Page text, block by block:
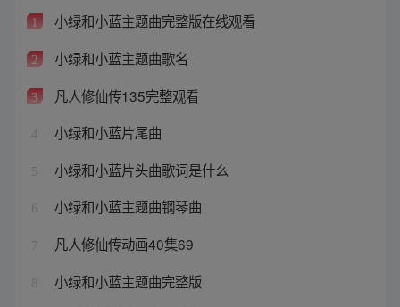
1 小绿和小蓝主题曲完整版在线观看
2 小绿和小蓝主题曲歌名
3 凡人修仙传135完整观看
4 小绿和小蓝片尾曲
5 小绿和小蓝片头曲歌词是什么
6 小绿和小蓝主题曲钢琴曲
7 凡人修仙传动画40集69
8 小绿和小蓝主题曲完整版